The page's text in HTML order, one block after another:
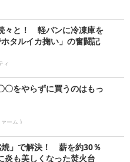
々と！ 軽バンに冷凍庫を
タルイカ掬い」の奮闘記
ィ
〇をやらずに買うのはもっ
ーム )
焼」で解決！ 薪を約30％
炎も美しくなった焚火台